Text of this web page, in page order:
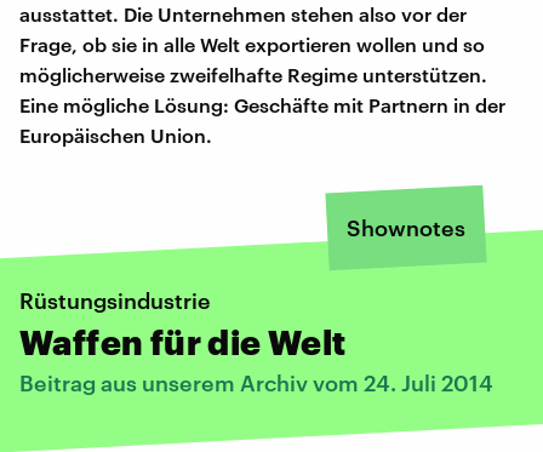
ausstattet. Die Unternehmen stehen also vor der
Frage, ob sie in alle Welt exportieren wollen und so
möglicherweise zweifelhafte Regime unterstützen.
Eine mögliche Lösung: Geschäfte mit Partnern in der
Europäischen Union.
Shownotes
Rüstungsindustrie
Waffen für die Welt
Beitrag aus unserem Archiv vom 24. Juli 2014